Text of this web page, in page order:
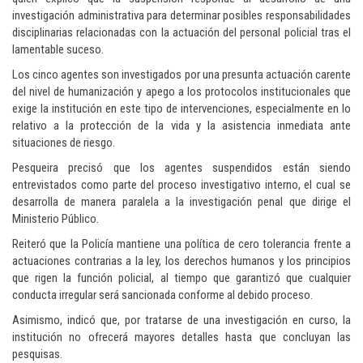
investigación administrativa para determinar posibles responsabilidades
disciplinarias relacionadas con la actuación del personal policial tras el
lamentable suceso.
Los cinco agentes son investigados por una presunta actuación carente
del nivel de humanización y apego a los protocolos institucionales que
exige la institución en este tipo de intervenciones, especialmente en lo
relativo a la protección de la vida y la asistencia inmediata ante
situaciones de riesgo.
Pesqueira precisó que los agentes suspendidos están siendo
entrevistados como parte del proceso investigativo interno, el cual se
desarrolla de manera paralela a la investigación penal que dirige el
Ministerio Público.
Reiteró que la Policía mantiene una política de cero tolerancia frente a
actuaciones contrarias a la ley, los derechos humanos y los principios
que rigen la función policial, al tiempo que garantizó que cualquier
conducta irregular será sancionada conforme al debido proceso.
Asimismo, indicó que, por tratarse de una investigación en curso, la
institución no ofrecerá mayores detalles hasta que concluyan las
pesquisas.